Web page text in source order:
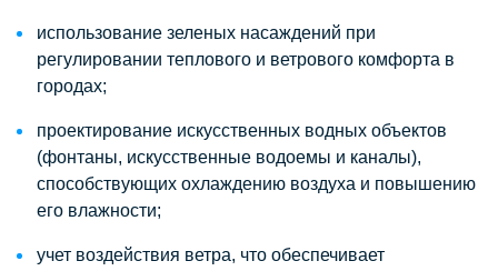
использование зеленых насаждений при
регулировании теплового и ветрового комфорта в
городах;
проектирование искусственных водных объектов
(фонтаны, искусственные водоемы и каналы),
способствующих охлаждению воздуха и повышению
его влажности;
учет воздействия ветра, что обеспечивает